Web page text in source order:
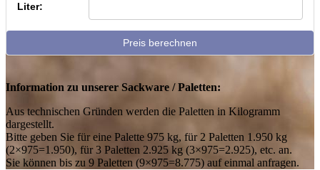
Liter:
Preis berechnen
Information zu unserer Sackware / Paletten:
Aus technischen Gründen werden die Paletten in Kilogramm
dargestellt.
Bitte geben Sie für eine Palette 975 kg, für 2 Paletten 1.950 kg
(2×975=1.950), für 3 Paletten 2.925 kg (3×975=2.925), etc. an.
Sie können bis zu 9 Paletten (9×975=8.775) auf einmal anfragen.